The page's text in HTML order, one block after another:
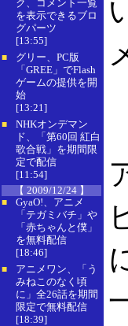
ク、コメント一覧
を表示できるブロ
グパーツ
[13:55]
■
グリー、PC版
「GREE」でFlash
ゲームの提供を開
始
[13:21]
■
NHKオンデマン
ド、「第60回 紅白
歌合戦」を期間限
定で配信
[11:54]
【 2009/12/24 】
■
GyaO!、アニメ
「テガミバチ」や
「赤ちゃんと僕」
を無料配信
[18:46]
■
アニメワン、「う
みねこのなく頃
に」全26話を期間
限定で無料配信
[18:39]